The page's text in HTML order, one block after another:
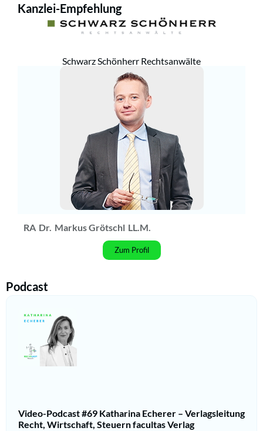
Kanzlei-Empfehlung
Schwarz Schönherr Rechtsanwälte
RA Dr. Markus Grötschl LL.M.
Zum Profil
Podcast
Video-Podcast #69 Katharina Echerer – Verlagsleitung
Recht, Wirtschaft, Steuern facultas Verlag